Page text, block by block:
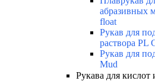
абразивных
float
Рукав для
раствора PL
Рукав для
Mud
Рукава для кислот